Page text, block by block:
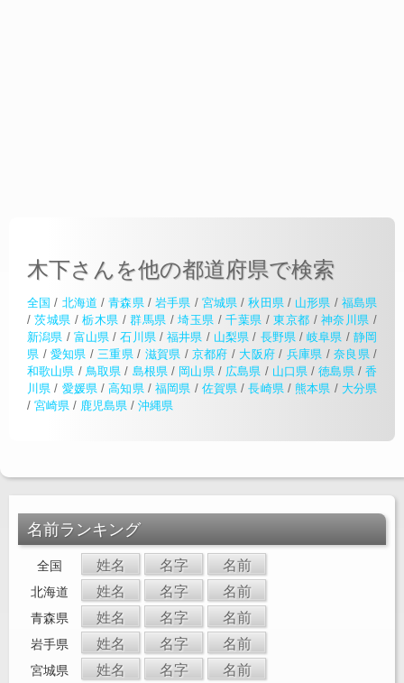
木下さんを他の都道府県で検索
全国 / 北海道 /青森県/ 岩手県 / 宮城県 /秋田県/ 山形県 / 福島県
/茨城県 /栃木県 /群馬県 /埼玉県 /千葉県 /東京都 /神奈川県 /
新潟県 / 富山県 /石川県/福井県 / 山梨県 / 長野県/岐阜県 / 静岡
県 / 愛知県 /三重県 / 滋賀県 / 京都府 / 大阪府 / 兵庫県 / 奈良県/
和歌山県 / 鳥取県 / 島根県/ 岡山県/ 広島県 / 山口県 /徳島県/香
川県 / 愛媛県/高知県/ 福岡県 / 佐賀県 /長崎県/熊本県 / 大分県
/ 宮崎県 / 鹿児島県 / 沖縄県
名前ランキング
全国 姓名 名字 名前
北海道 姓名 名字 名前
青森県 姓名 名字 名前
岩手県 姓名 名字 名前
宮城県 姓名 名字 名前